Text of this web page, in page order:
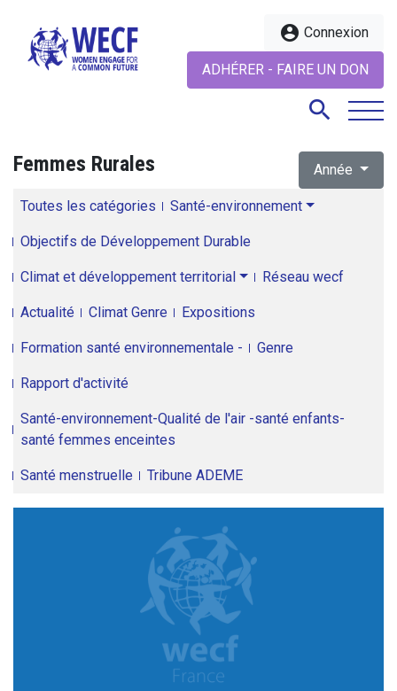
account_circle Connexion
ADHÉRER - FAIRE UN DON
search
Femmes Rurales Année
Toutes les catégories Santé-environnement
Objectifs de Développement Durable
Climat et développement territorial Réseau wecf
Actualité Climat Genre Expositions
Formation santé environnementale - Genre
Rapport d'activité
Santé-environnement-Qualité de l'air -santé enfants-
santé femmes enceintes
Santé menstruelle Tribune ADEME